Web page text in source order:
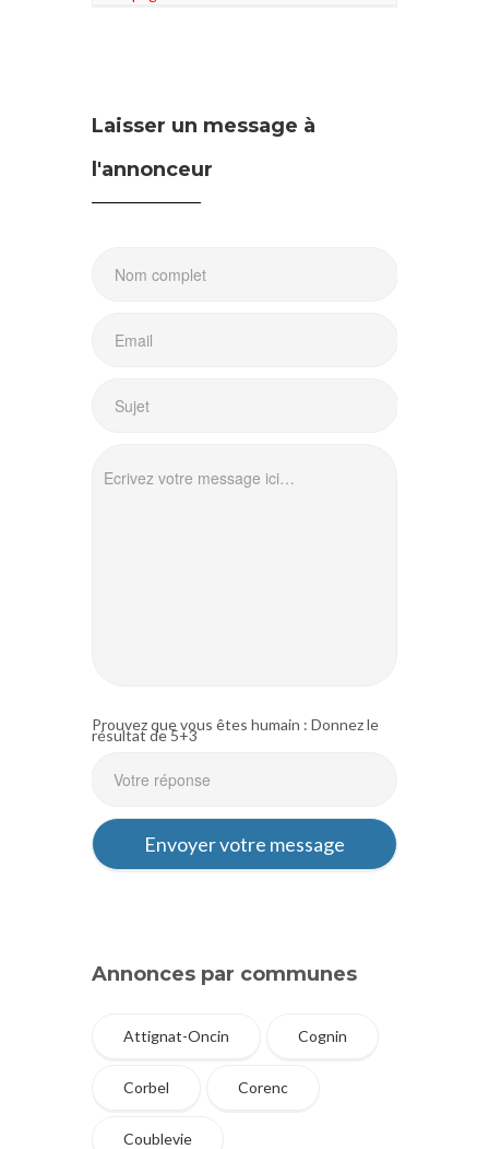
Laisser un message à
l'annonceur
Prouvez que vous êtes humain : Donnez le
résultat de 5+3
Annonces par communes
Attignat-Oncin Cognin
Corbel Corenc
Coublevie